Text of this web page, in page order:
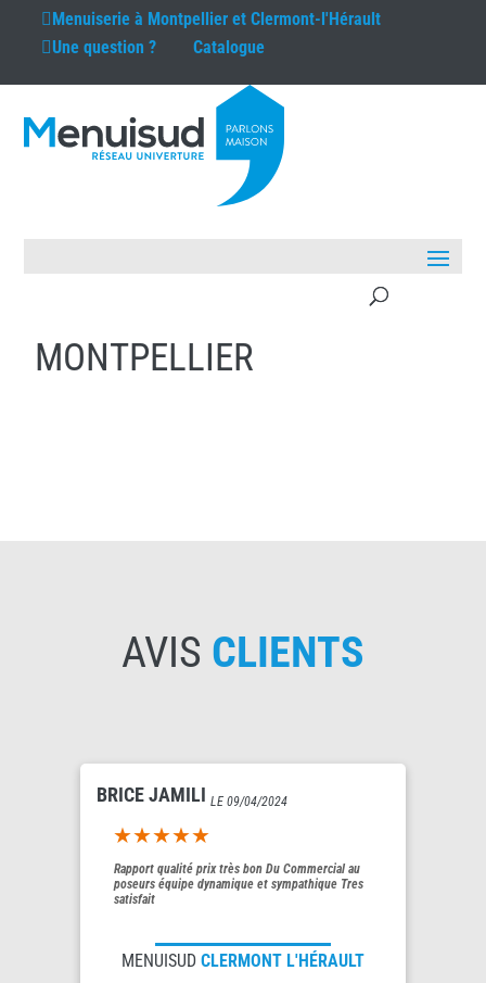
Menuiserie à Montpellier et Clermont-l'Hérault
Une question ?
Catalogue
MONTPELLIER
AVIS CLIENTS
BRICE JAMILI LE 09/04/2024
5out of 5
Rapport qualité prix très bon Du Commercial au
poseurs équipe dynamique et sympathique Tres
satisfait
MENUISUD CLERMONT L'HÉRAULT